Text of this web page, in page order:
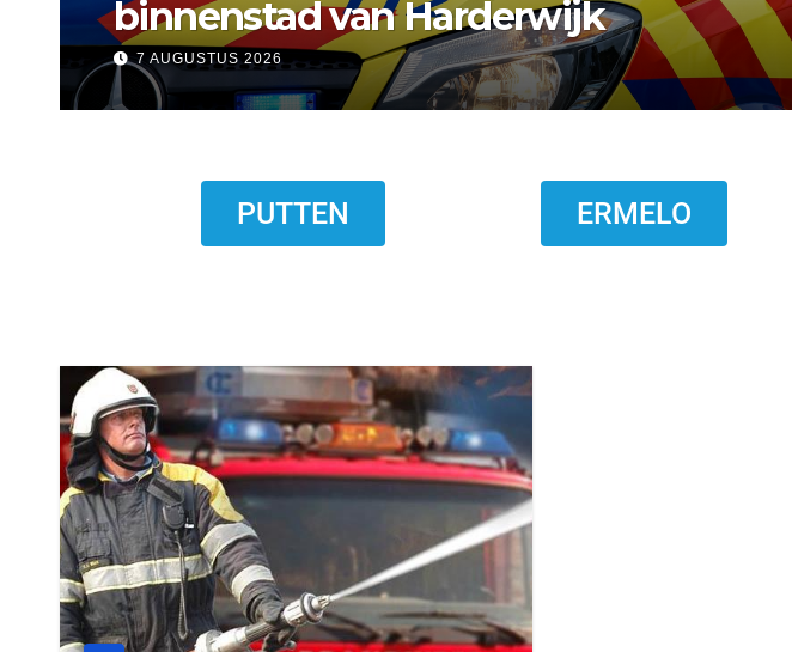
standplaats op Markt stopt eind 2026
7 AUGUSTUS 2026
PUTTEN ERMELO